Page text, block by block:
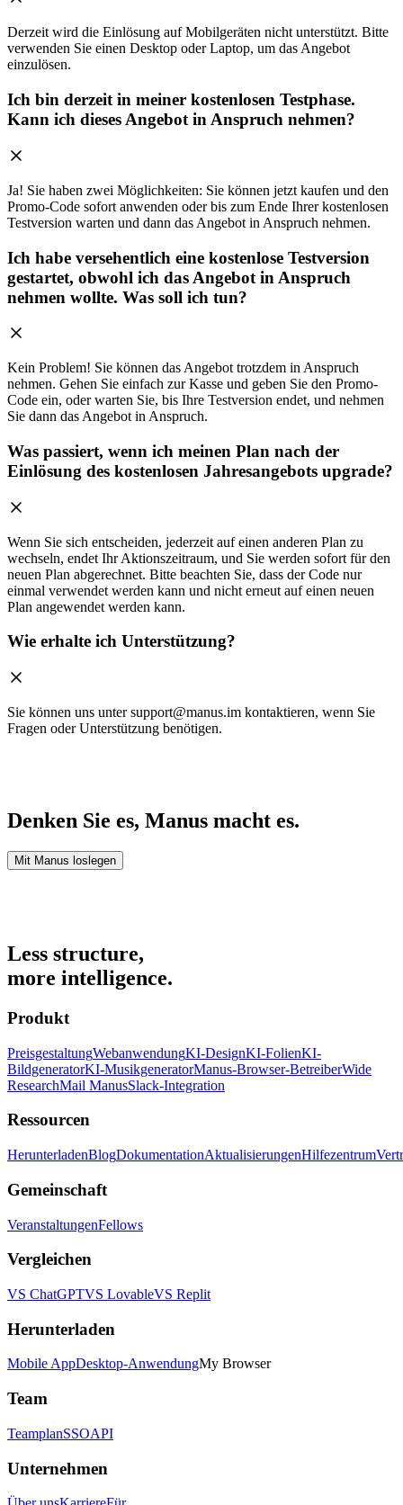
Derzeit wird die Einlösung auf Mobilgeräten nicht unterstützt. Bitte
verwenden Sie einen Desktop oder Laptop, um das Angebot
einzulösen.
Ich bin derzeit in meiner kostenlosen Testphase.
Kann ich dieses Angebot in Anspruch nehmen?
Ja! Sie haben zwei Möglichkeiten: Sie können jetzt kaufen und den
Promo-Code sofort anwenden oder bis zum Ende Ihrer kostenlosen
Testversion warten und dann das Angebot in Anspruch nehmen.
Ich habe versehentlich eine kostenlose Testversion
gestartet, obwohl ich das Angebot in Anspruch
nehmen wollte. Was soll ich tun?
Kein Problem! Sie können das Angebot trotzdem in Anspruch
nehmen. Gehen Sie einfach zur Kasse und geben Sie den Promo-
Code ein, oder warten Sie, bis Ihre Testversion endet, und nehmen
Sie dann das Angebot in Anspruch.
Was passiert, wenn ich meinen Plan nach der
Einlösung des kostenlosen Jahresangebots upgrade?
Wenn Sie sich entscheiden, jederzeit auf einen anderen Plan zu
wechseln, endet Ihr Aktionszeitraum, und Sie werden sofort für den
neuen Plan abgerechnet. Bitte beachten Sie, dass der Code nur
einmal verwendet werden kann und nicht erneut auf einen neuen
Plan angewendet werden kann.
Wie erhalte ich Unterstützung?
Sie können uns unter support@manus.im kontaktieren, wenn Sie
Fragen oder Unterstützung benötigen.
Denken Sie es, Manus macht es.
Mit Manus loslegen
Less structure,
more intelligence.
Produkt
PreisgestaltungWebanwendungKI-DesignKI-FolienKI-
BildgeneratorKI-MusikgeneratorManus-Browser-BetreiberWide
ResearchMail ManusSlack-Integration
Ressourcen
HerunterladenBlogDokumentationAktualisierungenHilfezentrum
Gemeinschaft
VeranstaltungenFellows
Vergleichen
VS ChatGPTVS LovableVS Replit
Herunterladen
Mobile AppDesktop-AnwendungMy Browser
Team
TeamplanSSOAPI
Unternehmen